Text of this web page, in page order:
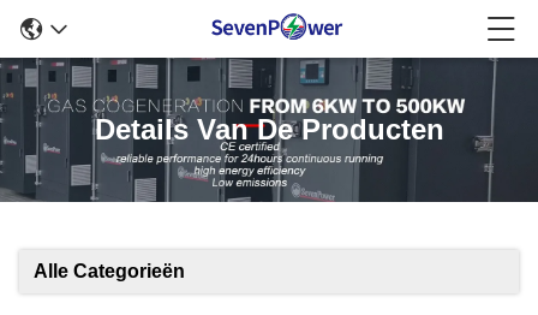
Details Van De Producten
Alle Categorieën